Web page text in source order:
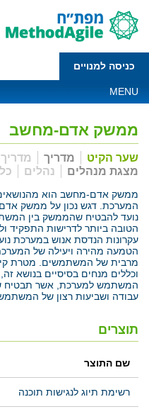
כניסה למנויים
MENU
ממשק אדם-מחשב
שער הקיט מדריך
מצגת מנהלים
נהלים
ממשק אדם-מחשב הוא
המערכת. דגש נכון על ממשק
נועד להבטיח שהממשק בין
הטובה ביותר לדרישות התפקיד
עקרונות הנדסת אנוש במערכת
הטמעה מהירה ויעילה של
מרבית של המשתמשים. מטרת
וכללים מנחים בסיסיים בנושא
המשתמש למערכת, אשר תבטיח
עבודה ושביעות רצון של
תוצרים
שם התוצר
רשימת תיוג לנגישות תוכנה